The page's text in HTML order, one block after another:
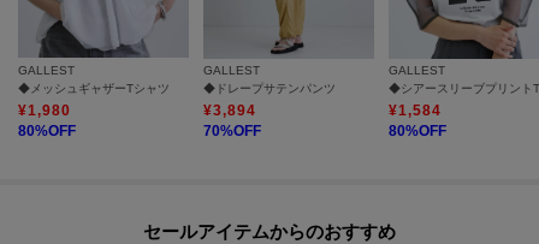
GALLEST
◆メッシュギャザーTシャツ
¥1,980
80%OFF
GALLEST
◆ドレープサテンパンツ
¥3,894
70%OFF
GALLEST
¥1,584
80%OFF
セールアイテムからのおすすめ